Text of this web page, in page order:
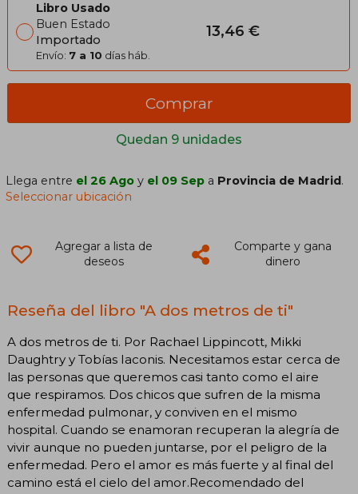
Libro Usado
Buen Estado
Importado
Envío: 7 a 10 días háb.
13,46 €
Quedan 9 unidades
Comprar
Llega entre el 26 Ago y el 09 Sep a Provincia de Madrid.
Seleccionar ubicación
Agregar a lista de
deseos
Comparte y gana
dinero
Reseña del libro "A dos metros de ti"
A dos metros de ti. Por Rachael Lippincott, Mikki
Daughtry y Tobías Iaconis. Necesitamos estar cerca de
las personas que queremos casi tanto como el aire
que respiramos. Dos chicos que sufren de la misma
enfermedad pulmonar, y conviven en el mismo
hospital. Cuando se enamoran recuperan la alegría de
vivir aunque no pueden juntarse, por el peligro de la
enfermedad. Pero el amor es más fuerte y al final del
camino está el cielo del amor.Recomendado del